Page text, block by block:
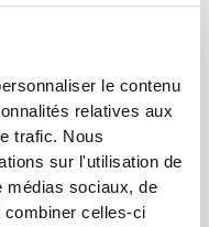
le contenu
relatives aux
trafic. Nous
sur l'utilisation de
médias sociaux, de
combiner celles-ci
gorge Sport
Taille Mi-Haute